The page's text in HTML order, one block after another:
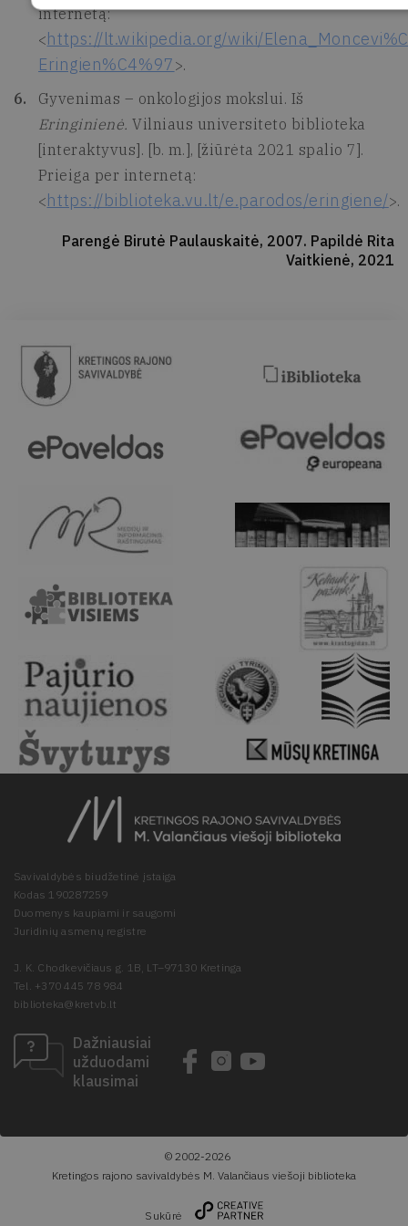
internetą:
<https://lt.wikipedia.org/wiki/
Eringien%C4%97 >.
Gyvenimas – onkologijos mokslui. Iš
Eringinienė. Vilniaus universiteto biblioteka
[interaktyvus]. [b. m.], [žiūrėta 2021 spalio 7].
Prieiga per internetą:
<https://biblioteka.vu.lt/e.parodos/eringiene/>.
Parengė Birutė Paulauskaitė, 2007. Papildė Rita
Vaitkienė, 2021
Savivaldybės biudžetinė įstaiga
Kodas 190287259
Duomenys kaupiami ir saugomi
Juridinių asmenų registre
J. K. Chodkevičiaus g. 1B, LT–97130 Kretinga
Tel. +370 445 78 984
biblioteka@kretvb.lt
Dažniausiai
užduodami
klausimai
© 2002-2026
Kretingos rajono savivaldybės M. Valančiaus viešoji biblioteka
Sukūrė